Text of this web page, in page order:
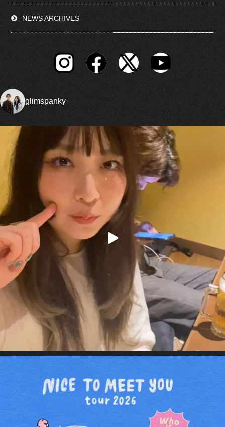
NEWS ARCHIVES
glimspanky